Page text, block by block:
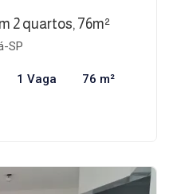
2 quartos, 76m²
SP
1 Vaga 76 m²